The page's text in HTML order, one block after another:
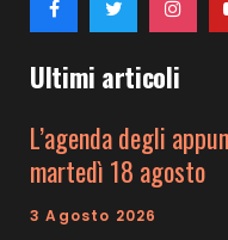
Ultimi articoli
L’agenda degli
martedì 18 agosto
3 Agosto 2026